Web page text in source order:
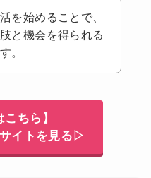
を始めることで、
と機会を得られる
。
こちら】
イトを見る▷